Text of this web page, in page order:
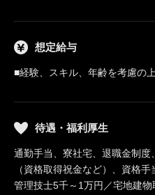
想定給与
■経験、スキル、年齢を考慮の
待遇・福利厚生
通勤手当、寮社宅、退職金制
（資格取得祝金など）、資格
管理技士5千～1万円／宅地建